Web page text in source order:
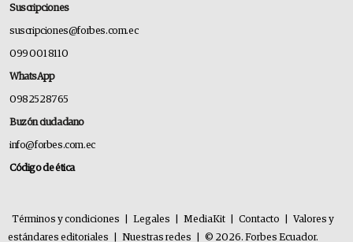
Suscripciones
suscripciones@forbes.com.ec
099 001 8110
WhatsApp
0982528765
Buzón ciudadano
info@forbes.com.ec
Código de ética
Términos y condiciones Legales MediaKit Contacto
Valores y
estándares editoriales
Nuestras redes © 2026. Forbes Ecuador.